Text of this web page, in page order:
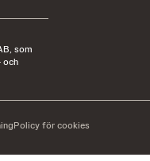
som
och
Policy för cookies